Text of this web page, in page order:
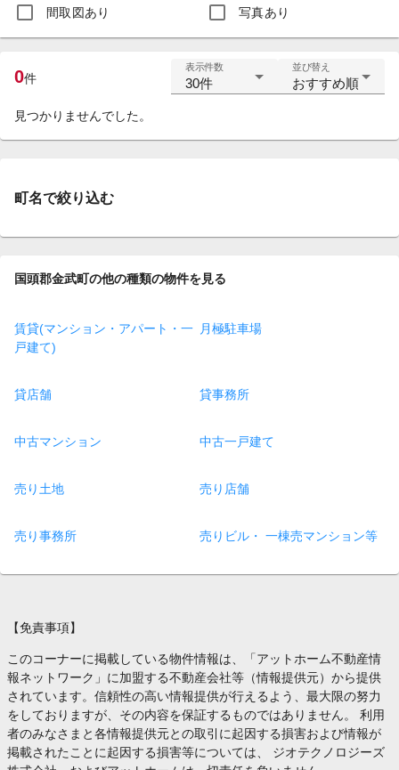
間取図あり 写真あり
0件
表示件数
30件
並び替え
おすすめ順
見つかりませんでした。
町名で絞り込む
国頭郡金武町の他の種類の物件を見る
賃貸(マンション・アパート・一
戸建て)
月極駐車場
貸店舗 貸事務所
中古マンション 中古一戸建て
売り土地 売り店舗
売り事務所 売りビル・ 一棟売マンション等
【免責事項】
このコーナーに掲載している物件情報は、「アットホーム不動産情
報ネットワーク」に加盟する不動産会社等（情報提供元）から提供
されています。信頼性の高い情報提供が行えるよう、最大限の努力
をしておりますが、その内容を保証するものではありません。 利用
者のみなさまと各情報提供元との取引に起因する損害および情報が
掲載されたことに起因する損害等については、 ジオテクノロジーズ